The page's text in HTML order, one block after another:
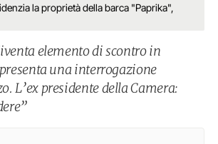
la proprietà della barca "Paprika",
elemento di scontro in
una interrogazione
L’ex presidente della Camera: